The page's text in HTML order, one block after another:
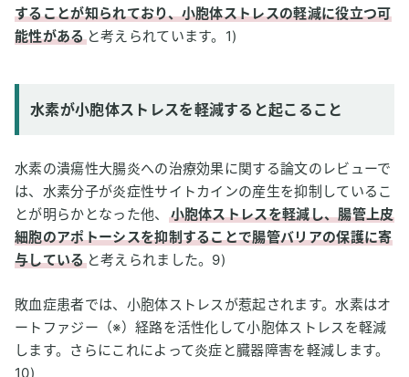
することが知られており、小胞体ストレスの軽減に役立つ可
能性があると考えられています。1)
水素が小胞体ストレスを軽減すると起こること
水素の潰瘍性大腸炎への治療効果に関する論文のレビューで
は、水素分子が炎症性サイトカインの産生を抑制しているこ
とが明らかとなった他、
小胞体ストレスを軽減し、腸管上皮
細胞のアポトーシスを抑制することで腸管バリアの保護に寄
与していると考えられました。9)
敗血症患者では、小胞体ストレスが惹起されます。水素はオ
ートファジー（※）経路を活性化して小胞体ストレスを軽減
します。さらにこれによって炎症と臓器障害を軽減します。
10)